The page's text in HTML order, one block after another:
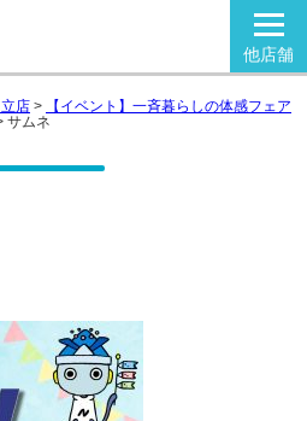
他店舗
店 >
【イベント】一斉暮らしの体感フェア
サムネ